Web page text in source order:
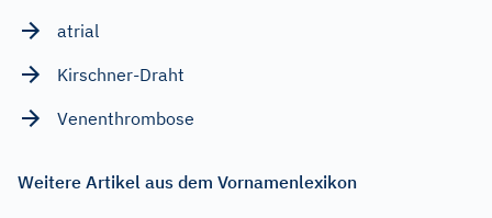
atrial
Kirschner-Draht
Venenthrombose
Weitere Artikel aus dem Vornamenlexikon